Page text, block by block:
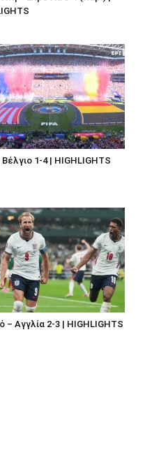
1-4 | HIGHLIGHTS
– Αγγλία 2-3 | HIGHLIGHTS